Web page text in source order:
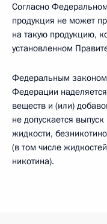
Согласно
продукция не может
на такую продукцию,
установленном
Федеральным законом
Федерации
веществ и (или)
не допускается
жидкости,
(в том числе
никотина).